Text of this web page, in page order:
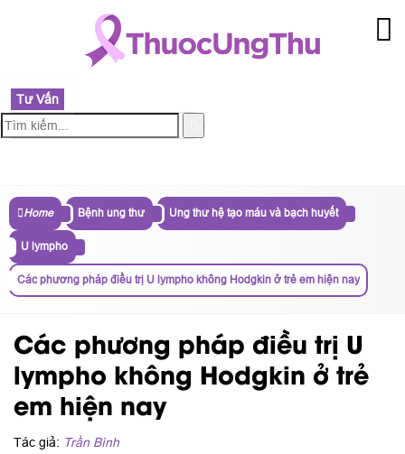
Tư Vấn
Home Bệnh ung thư Ung thư hệ tạo máu và bạch huyết
U lympho
Các phương pháp điều trị U lympho không Hodgkin ở trẻ em hiện nay
Các phương pháp điều trị U
lympho không Hodgkin ở trẻ
em hiện nay
Tác giả: Trần Bình